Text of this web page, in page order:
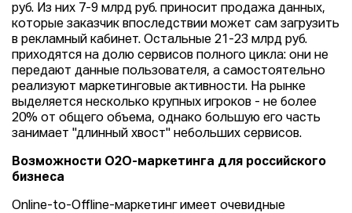
руб. Из них 7-9 млрд руб. приносит продажа данных,
которые заказчик впоследствии может сам загрузить
в рекламный кабинет. Остальные 21-23 млрд руб.
приходятся на долю сервисов полного цикла: они не
передают данные пользователя, а самостоятельно
реализуют маркетинговые активности. На рынке
выделяется несколько крупных игроков - не более
20% от общего объема, однако большую его часть
занимает "длинный хвост" небольших сервисов.
Возможности О2О-маркетинга для российского
бизнеса
Online-to-Offline-маркетинг имеет очевидные